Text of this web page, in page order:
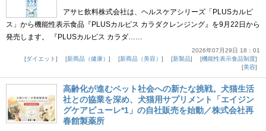
アサヒ飲料株式会社は、ヘルスケアシリーズ「PLUSカルピ
ス」から機能性表示食品『PLUSカルピス カラダクレンジング』を9月22日から
発売します。 『PLUSカルピス カラダ……
2026年07月29日 18：01
ダイエット
新商品（健康） 新商品（美容） 新製品
機能性表示食品制度
美容
高齢化が進むペット社会への新たな挑戦。犬猫生活
社との協業を深め、犬猫用サプリメント「エイジン
グケアピューレ*1」の自社販売を始動／株式会社再
春館製薬所